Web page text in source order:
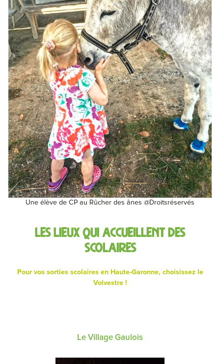
Une élève de CP au Rûcher des ânes @Droitsréservés
Les lieux qui accueillent des
scolaires
Pour vos sorties scolaires en Haute-Garonne, choisissez le
Volvestre !
Le Village Gaulois